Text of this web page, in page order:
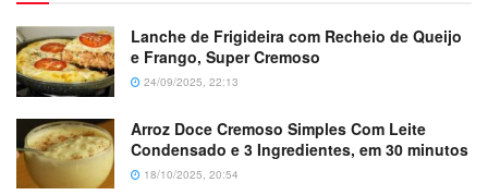
Lanche de Frigideira com Recheio de Queijo
e Frango, Super Cremoso
24/09/2025, 22:13
Arroz Doce Cremoso Simples Com Leite
Condensado e 3 Ingredientes, em 30 minutos
18/10/2025, 20:54